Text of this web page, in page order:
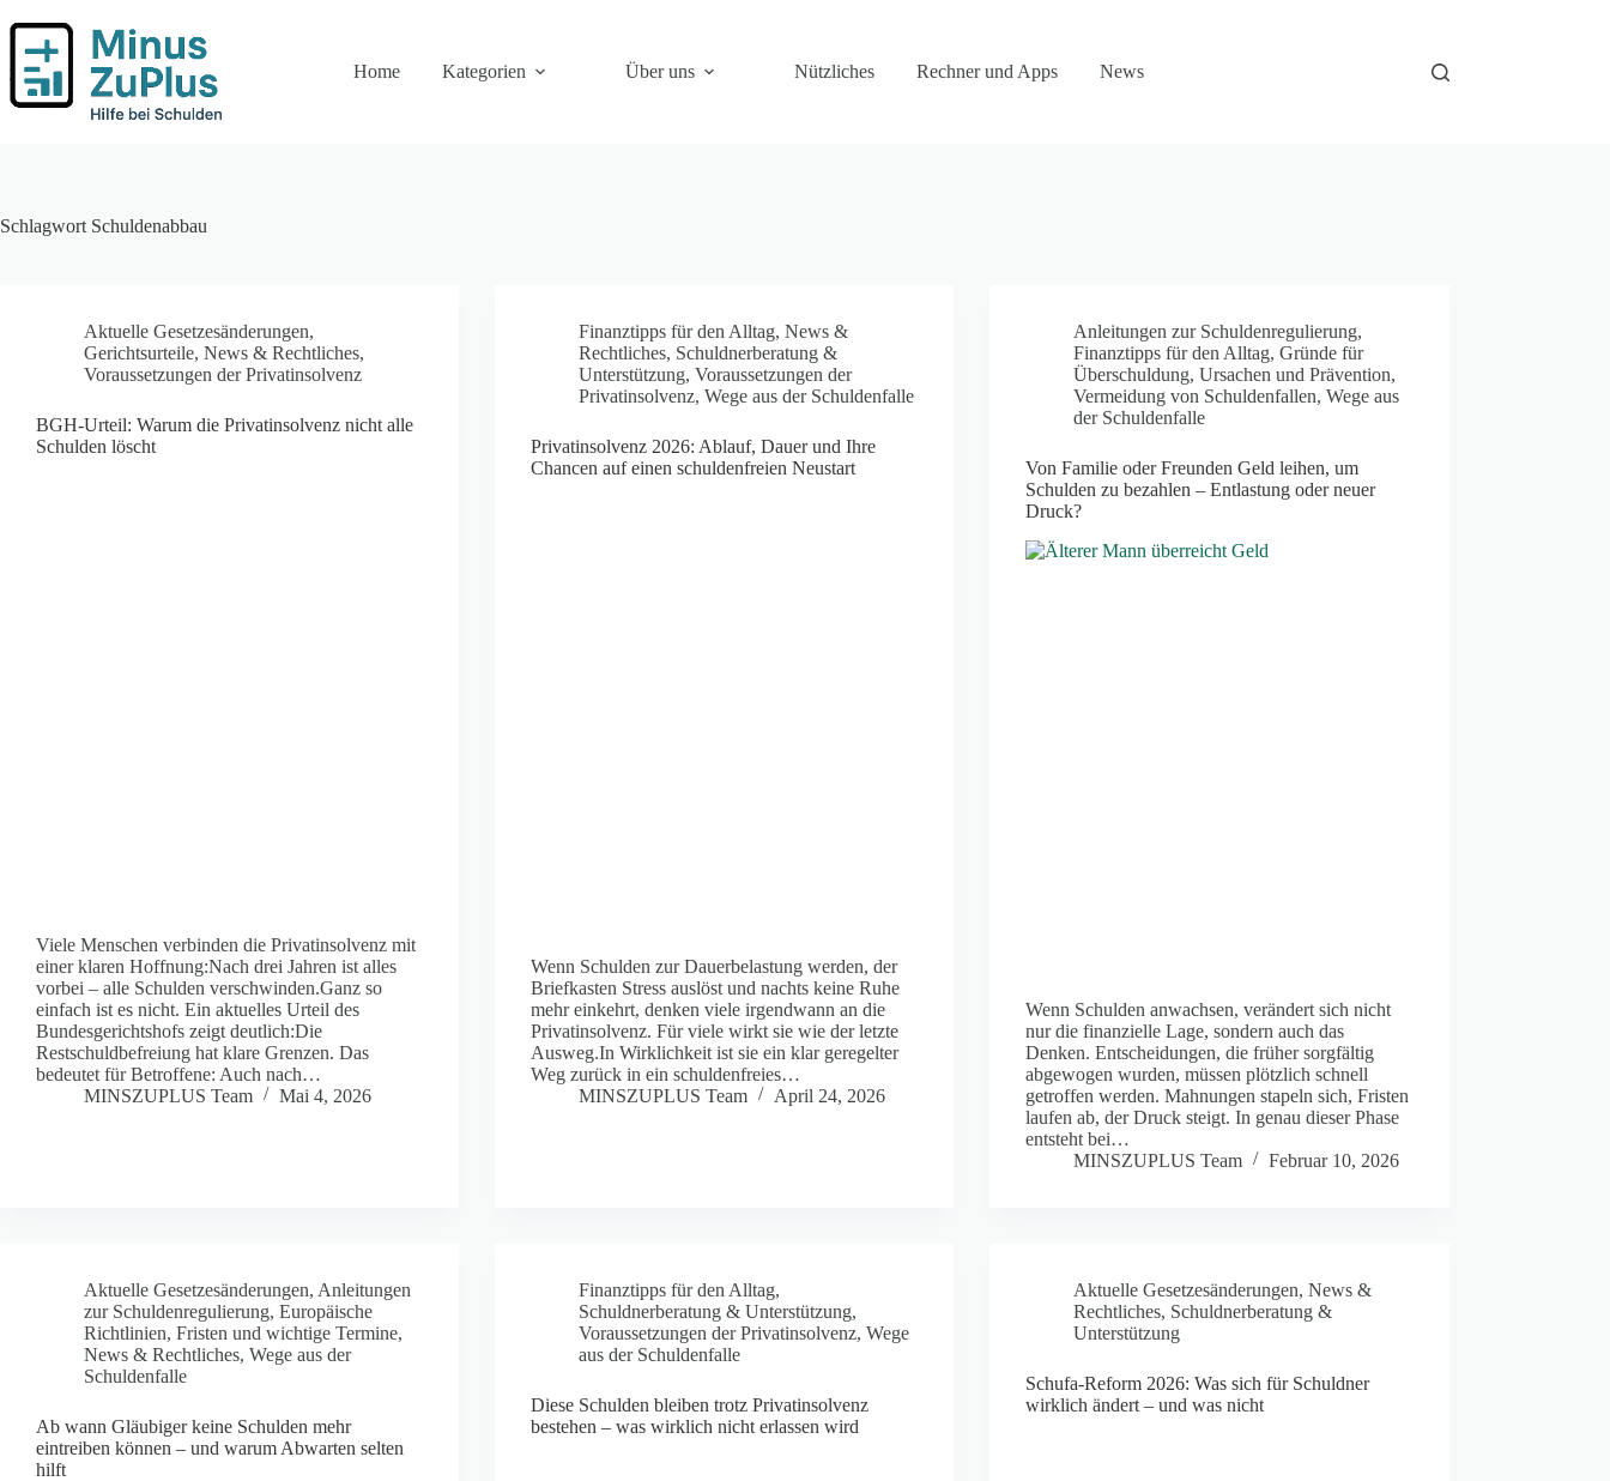
Inhalt
springen
Home
Kategorien Über uns Nützliches Rechner und Apps News
Schlagwort Schuldenabbau
Aktuelle Gesetzesänderungen,
Gerichtsurteile, News & Rechtliches,
Voraussetzungen der Privatinsolvenz
BGH-Urteil: Warum die Privatinsolvenz nicht alle
Schulden löscht
Viele Menschen verbinden die Privatinsolvenz mit
einer klaren Hoffnung:Nach drei Jahren ist alles
vorbei – alle Schulden verschwinden.Ganz so
einfach ist es nicht. Ein aktuelles Urteil des
Bundesgerichtshofs zeigt deutlich:Die
Restschuldbefreiung hat klare Grenzen. Das
bedeutet für Betroffene: Auch nach…
MINSZUPLUS Team
Mai 4, 2026
Finanztipps für den Alltag,News &
Rechtliches, Schuldnerberatung &
Unterstützung,Voraussetzungen der
Privatinsolvenz,Wege aus der Schuldenfalle
Privatinsolvenz 2026: Ablauf, Dauer und Ihre
Chancen auf einen schuldenfreien Neustart
Wenn Schulden zur Dauerbelastung werden, der
Briefkasten Stress auslöst und nachts keine Ruhe
mehr einkehrt, denken viele irgendwann an die
Privatinsolvenz. Für viele wirkt sie wie der letzte
Ausweg.In Wirklichkeit ist sie ein klar geregelter
Weg zurück in ein schuldenfreies…
MINSZUPLUS Team
April 24, 2026
Anleitungen zur Schuldenregulierung,
Finanztipps für den Alltag,Gründe für
Überschuldung,Ursachen und Prävention,
Vermeidung von Schuldenfallen,Wege aus
der Schuldenfalle
Von Familie oder Freunden Geld leihen, um
Schulden zu bezahlen – Entlastung oder neuer
Druck?
Wenn Schulden anwachsen, verändert sich nicht
nur die finanzielle Lage, sondern auch das
Denken. Entscheidungen, die früher sorgfältig
abgewogen wurden, müssen plötzlich schnell
getroffen werden. Mahnungen stapeln sich, Fristen
laufen ab, der Druck steigt. In genau dieser Phase
entsteht bei…
MINSZUPLUS Team
Februar 10, 2026
Aktuelle Gesetzesänderungen, Anleitungen
zur Schuldenregulierung, Europäische
Richtlinien, Fristen und wichtige Termine,
News & Rechtliches, Wege aus der
Schuldenfalle
Ab wann Gläubiger keine Schulden mehr
eintreiben können – und warum Abwarten selten
hilft
Finanztipps für den Alltag,
Schuldnerberatung & Unterstützung,
Voraussetzungen der Privatinsolvenz,Wege
aus der Schuldenfalle
Diese Schulden bleiben trotz Privatinsolvenz
bestehen – was wirklich nicht erlassen wird
Aktuelle Gesetzesänderungen,News &
Rechtliches, Schuldnerberatung &
Unterstützung
Schufa-Reform 2026: Was sich für Schuldner
wirklich ändert – und was nicht